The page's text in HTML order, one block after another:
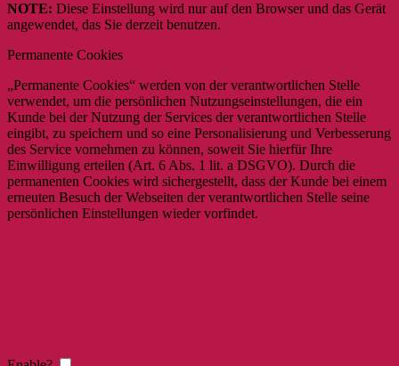
NOTE: Diese Einstellung wird nur auf den Browser und das Gerät
angewendet, das Sie derzeit benutzen.
Permanente Cookies
„Permanente Cookies“ werden von der verantwortlichen Stelle
verwendet, um die persönlichen Nutzungseinstellungen, die ein
Kunde bei der Nutzung der Services der verantwortlichen Stelle
eingibt, zu speichern und so eine Personalisierung und Verbesserung
des Service vornehmen zu können, soweit Sie hierfür Ihre
Einwilligung erteilen (Art. 6 Abs. 1 lit. a DSGVO). Durch die
permanenten Cookies wird sichergestellt, dass der Kunde bei einem
erneuten Besuch der Webseiten der verantwortlichen Stelle seine
persönlichen Einstellungen wieder vorfindet.